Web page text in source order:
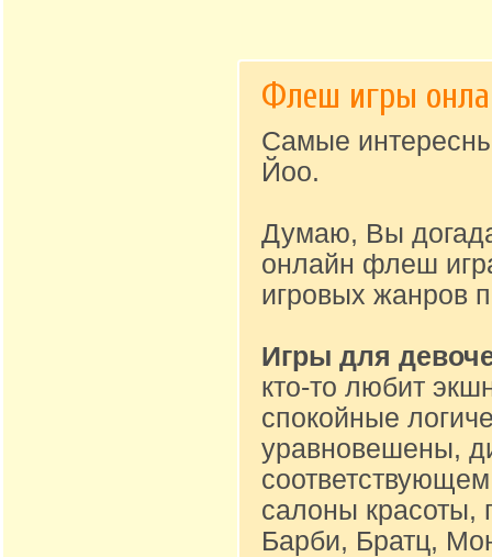
Флеш игры
Самые
Йоо.
Думаю, Вы
онлайн флеш
игровых жанров
Игры для
кто-то любит
спокойные
уравновешены,
салоны красоты,
Барби, Братц,